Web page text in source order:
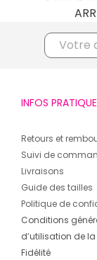
INFOS
Retours et
Suivi de
Livraisons
Guide des tailles
Politique de
Conditions
d’utilisation de
Fidélité